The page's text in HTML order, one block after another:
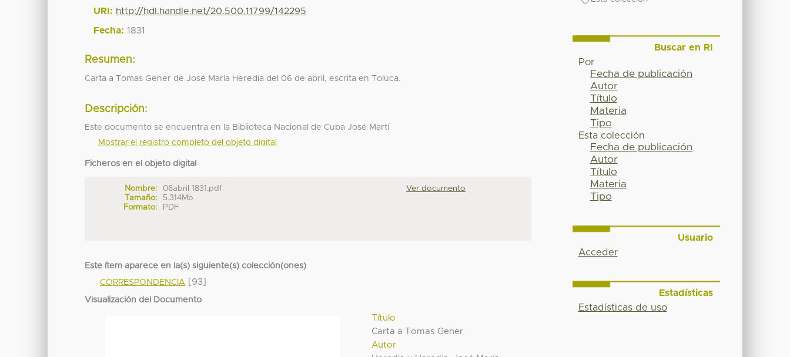
URI: http://hdl.handle.net/20.500.11799/142295
Fecha: 1831
Resumen:
Carta a Tomas Gener de José María Heredia del 06 de abril, escrita en Toluca.
Descripción:
Este documento se encuentra en la Biblioteca Nacional de Cuba José Martí
Mostrar el registro completo del objeto digital
Ficheros en el objeto digital
Nombre:
06abril 1831.pdf
Tamaño:
5.314Mb
Formato:
PDF
Ver documento
Este ítem aparece en la(s) siguiente(s) colección(ones)
CORRESPONDENCIA [93]
Visualización del Documento
Título
Carta a Tomas Gener
Autor
Buscar en RI
Por
Fecha de publicación
Autor
Título
Materia
Tipo
Esta colección
Fecha de publicación
Autor
Título
Materia
Tipo
Usuario
Acceder
Estadísticas
Estadísticas de uso